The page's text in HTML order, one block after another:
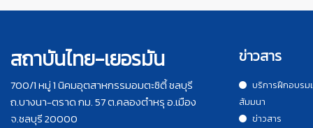
สถาบันไทย-เยอรมัน
700/1 หมู่ 1 นิคมอุตสาหกรรมอมตะซิตี้ ชลบุรี
ถ.บางนา-ตราด กม. 57 ต.คลองตำหรุ อ.เมือง
จ.ชลบุรี 20000
ข่าวสาร
บริการฝึกอบรม
สัมมนา
ข่าวสาร